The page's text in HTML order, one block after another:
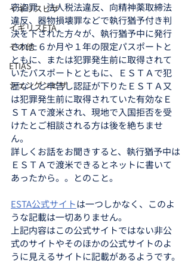
イギリスビザ
イギリスETA
その他
ETIAS
シェンゲンビザ
窃盗罪、法人税法違反、向精神薬取締法
違反、器物損壊罪などで執行猶予付き判
決を下された方々が、執行猶予中に発行
された６か月や１年の限定パスポートと
ともに、または犯罪発生前に取得されて
いたパスポートとともに、ＥＳＴＡで犯
歴なしと申告し認証が下りたＥＳＴＡ又
は犯罪発生前に取得されていた有効なＥ
ＳＴＡで渡米され、現地で入国拒否を受
けたとご相談される方は後を絶ちませ
ん。
詳しくお話をお聞きすると、執行猶予中は
ＥＳＴＡで渡米できるとネットに書いて
あったから。。とのこと。
ESTA公式サイトは一つしかなく、このよ
うな記載は一切ありません。
上記内容はこの公式サイトではない非公
式のサイトやそのほかの公式サイトのよ
うに見えるサイトに記載があるようです。